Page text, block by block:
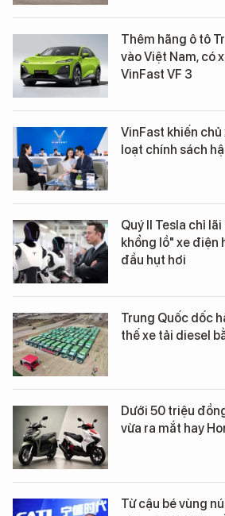
Thêm hãng ô tô
vào Việt Nam, có
VinFast VF 3
VinFast khiến chủ
loạt chính sách
Quý II Tesla chỉ
khổng lồ" xe điện
đầu hụt hơi
Trung Quốc dốc
thế xe tải diesel
Dưới 50 triệu
vừa ra mắt hay
Từ cậu bé vùng